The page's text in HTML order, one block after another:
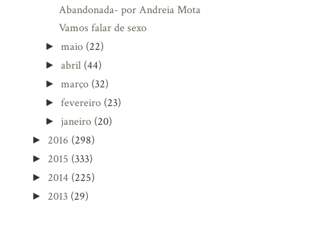
Abandonada- por Andreia Mota
Vamos falar de sexo
►maio (22)
►abril (44)
►março (32)
► fevereiro (23)
► janeiro (20)
► 2016 (298)
► 2015 (333)
► 2014 (225)
► 2013 (29)